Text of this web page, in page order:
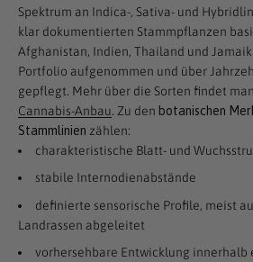
Spektrum an Indica-, Sativa- und
klar dokumentierten Stammpflanzen
Afghanistan, Indien, Thailand und
Portfolio aufgenommen und über
gepflegt. Mehr über die Sorten findet
Cannabis-Anbau. Zu den botanischen
Stammlinien zählen:
charakteristische Blatt- und
stabile Internodienabstände
definierte sensorische Profile, meist
Landrassen abgeleitet
vorhersehbare Entwicklung innerhalb